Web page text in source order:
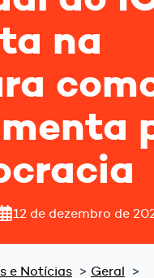
na
12 de dezembro de
e Notícias
Geral